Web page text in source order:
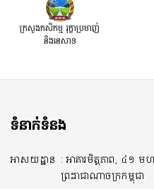
ក្រសួងកសិកម្ម រុក្ខាប្រមាញ់
និងនេសាទ
ទំនាក់ទំនង
អាសយដ្ឋាន : អាគារមិត្តភាព, ៤១
ព្រះរាជាណាចក្រកម្ពុជា